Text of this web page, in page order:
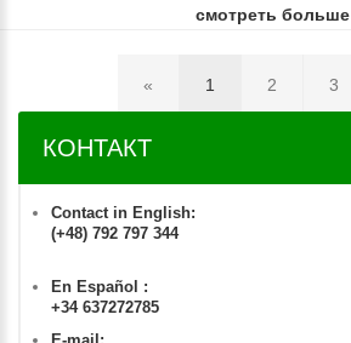
смотреть больше
« 1 2 3
КОНТАКТ
Contact in English:
(+48) 792 797 344
En Español :
+34 637272785